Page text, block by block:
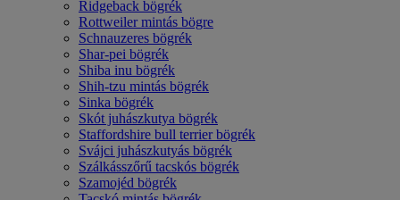
Ridgeback bögrék
Rottweiler mintás bögre
Schnauzeres bögrék
Shar-pei bögrék
Shiba inu bögrék
Shih-tzu mintás bögrék
Sinka bögrék
Skót juhászkutya bögrék
Staffordshire bull terrier bögrék
Svájci juhászkutyás bögrék
Szálkásszőrű tacskós bögrék
Szamojéd bögrék